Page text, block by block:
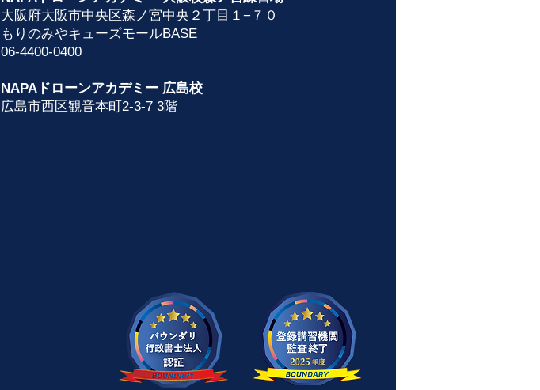
大阪府大阪市中央区森ノ宮中央２丁目１−７０
もりのみやキューズモールBASE
06-4400-0400
NAPAドローンアカデミー 広島校
広島市西区観音本町2-3-7 3階